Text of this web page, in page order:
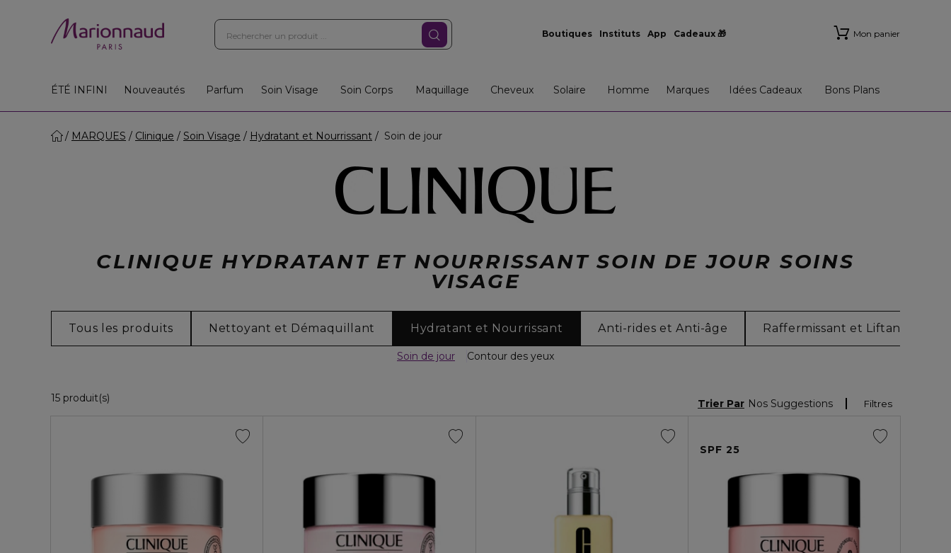
Boutiques Instituts App Cadeaux 🎁 Mon panier
ÉTÉ INFINI
Nouveautés Parfum Soin Visage Soin Corps Maquillage Cheveux Solaire Homme Marques Idées Cadeaux Bons Plans
MARQUES Clinique Soin Visage Hydratant et Nourrissant Soin de jour
CLINIQUE HYDRATANT ET NOURRISSANT SOIN DE JOUR SOINS
VISAGE
Tous les produits Nettoyant et Démaquillant Hydratant et Nourrissant Anti-rides et Anti-âge Raffermissant et Liftant
Soin de jour Contour des yeux
15 produit(s) Filtres
Trier Par Nos Suggestions
SPF 25